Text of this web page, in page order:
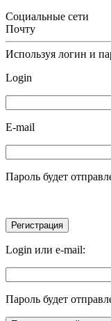
Социальные сети
Почту
Используя логин и
Login
E-mail
Пароль будет
Login или e-mail:
Пароль будет